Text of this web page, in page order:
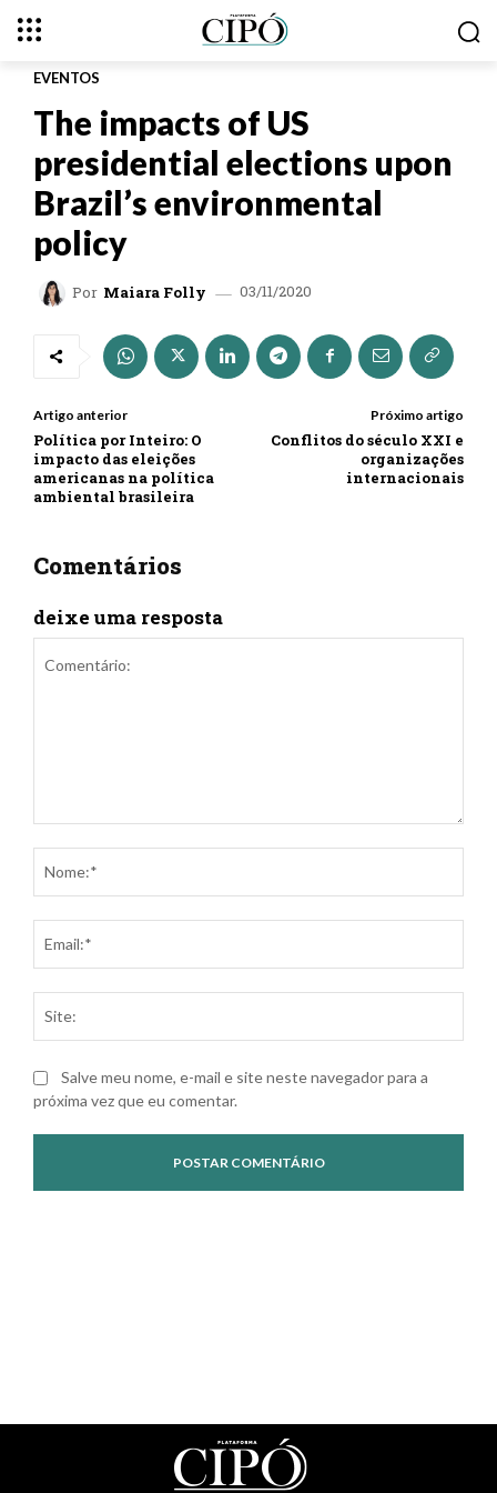
EVENTOS
The impacts of US
presidential elections upon
Brazil’s environmental
policy
Por Maiara Folly 03/11/2020
Artigo anterior
Política por Inteiro: O
impacto das eleições
americanas na política
ambiental brasileira
Próximo artigo
Conflitos do século XXI e
organizações
internacionais
Comentários
deixe uma resposta
Salve meu nome, e-mail e site neste navegador para a
próxima vez que eu comentar.